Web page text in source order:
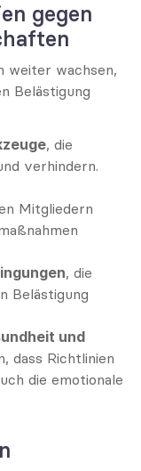
gegen
weiter wachsen,
Belästigung
, die
verhindern.
Mitgliedern
, die
Belästigung
und
dass Richtlinien
die emotionale